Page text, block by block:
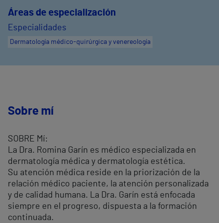
Áreas de especialización
Especialidades
Dermatología médico-quirúrgica y venereología
Sobre mí
SOBRE Mí:
La Dra. Romina Garín es médico especializada en
dermatología médica y dermatología estética.
Su atención médica reside en la priorización de la
relación médico paciente, la atención personalizada
y de calidad humana. La Dra. Garín está enfocada
siempre en el progreso, dispuesta a la formación
continuada.